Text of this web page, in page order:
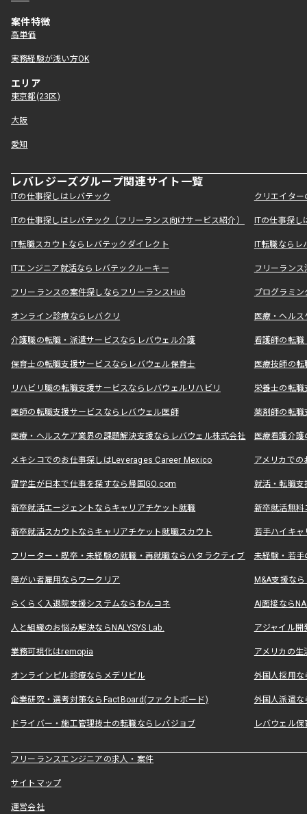
案件特徴
高単価
実務経験が浅い方OK
エリア
東京都(23区)
大阪
愛知
レバレジーズグループ関連サイト一覧
ITの仕事探しはレバテック クリエイタ
ITの仕事探しはレバテック（フリーランス向けサービス紹介） ITの仕事探
IT転職スカウトならレバテックダイレクト IT転職なら
ITエンジニア就活ならレバテックルーキー フリーラン
フリーランスの案件探しならフリーランスHub プログラミ
オンライン診療ならレバクリ 医療・ヘル
介護職の転職・派遣サービスならレバウェル介護 看護師の転
保育士の転職支援サービスならレバウェル保育士 医療技師の
リハビリ職の転職支援サービスならレバウェルリハビリ 栄養士の転
医師の転職支援サービスならレバウェル医師 薬剤師の転
医療・ヘルスケア業界の課題解決支援ならレバウェル株式会社 医療看護介
メキシコでのお仕事探しはLeverages Career Mexico アメリカで
留学生が日本で仕事を探すなら帰国GO.com 就活・転職
新卒就活エージェントならキャリアチケット就職 新卒就活無料
新卒就活スカウトならキャリアチケット就職スカウト 若手ハイキ
フリーター・既卒・未経験の就職・再就職ならハタラクティブ 未経験・若手
障がい者雇用ならワークリア M&A支援な
らくらく入退院支援システムならわんコネ AI面接なら
人と組織のお悩み解決ならNALYSYS Lab. アジャイル
業務可視化はremopia アメリカの
オンラインピル診療ならメデリピル 外国人採用
企業研究・選考対策ならFactBoard(ファクトボード) 外国人派遣な
ドライバー・施工管理技士の転職ならレバジョブ レバウェル
フリーランスエンジニアの求人・案件
サイトマップ
運営会社